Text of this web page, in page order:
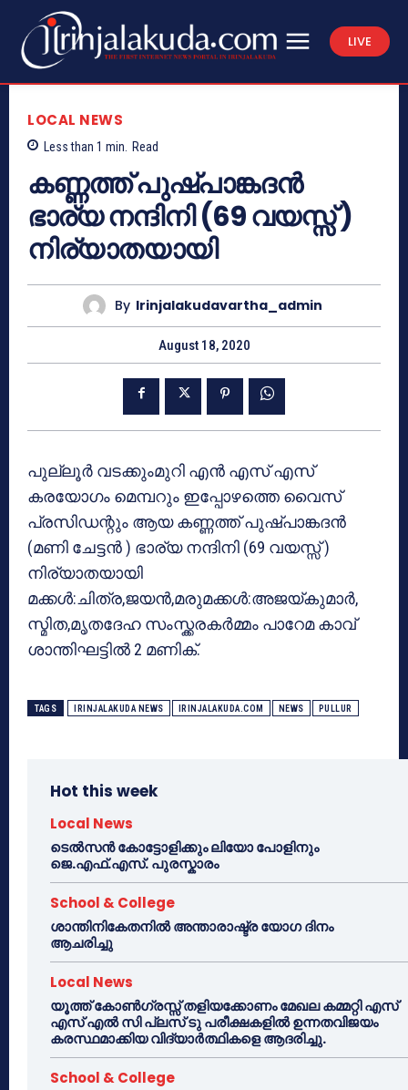
LIVE
LOCAL NEWS
Less than 1 min. Read
കണ്ണത്ത് പുഷ്‌പാങ്കദൻ
ഭാര്യ നന്ദിനി (69 വയസ്സ് )
നിര്യാതയായി
By Irinjalakudavartha_admin
August 18, 2020
പുല്ലൂർ വടക്കുംമുറി എൻ എസ് എസ്
കരയോഗം മെമ്പറും ഇപ്പോഴത്തെ വൈസ്
പ്രസിഡന്റും ആയ കണ്ണത്ത് പുഷ്‌പാങ്കദൻ
(മണി ചേട്ടൻ ) ഭാര്യ നന്ദിനി (69 വയസ്സ് )
നിര്യാതയായി
മക്കൾ:ചിത്ര,ജയൻ,മരുമക്കൾ:അജയ്കുമാർ,
സ്മിത,മൃതദേഹ സംസ്ക്കരകർമ്മം പാറേമ കാവ്
ശാന്തിഘട്ടിൽ 2 മണിക്.
TAGS IRINJALAKUDA NEWS IRINJALAKUDA.COM NEWS PULLUR
Hot this week
Local News
ടെൽസൻ കോട്ടോളിക്കും ലിയോ പോളിനും
ജെ.എഫ്.എസ്. പുരസ്കാരം
School & College
ശാന്തിനികേതനിൽ അന്താരാഷ്ട്ര യോഗ ദിനം
ആചരിച്ചു
Local News
യൂത്ത് കോൺഗ്രസ്സ് തളിയക്കോണം മേഖല കമ്മറ്റി എസ്
എസ് എൽ സി പ്ലസ് ടു പരീക്ഷകളിൽ ഉന്നതവിജയം
കരസ്ഥമാക്കിയ വിദ്യാർത്ഥികളെ ആദരിച്ചു.
School & College